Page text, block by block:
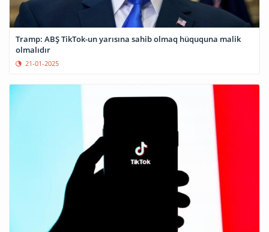
Tramp: ABŞ TikTok-un yarısına sahib olmaq hüququna malik
olmalıdır
21-01-2025